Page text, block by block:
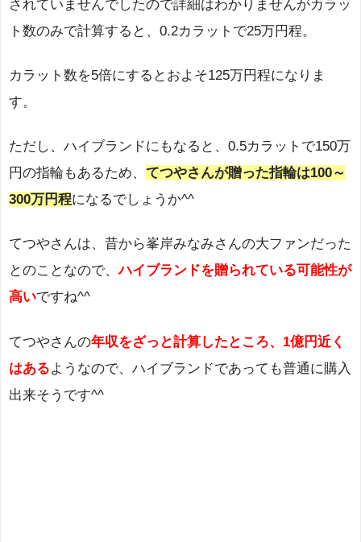
されていませんでしたので詳細はわかりませんがカラッ
ト数のみで計算すると、0.2カラットで25万円程。
カラット数を5倍にするとおよそ125万円程になりま
す。
ただし、ハイブランドにもなると、0.5カラットで150万
円の指輪もあるため、 てつやさんが贈った指輪は100～
300万円程になるでしょうか^^
てつやさんは、昔から峯岸みなみさんの大ファンだった
とのことなので、ハイブランドを贈られている可能性が
高いですね^^
てつやさんの年収をざっと計算したところ、1億円近く
はあるようなので、ハイブランドであっても普通に購入
出来そうです^^